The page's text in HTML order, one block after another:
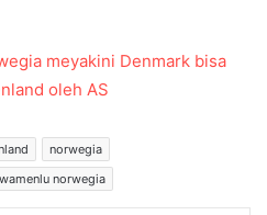
meyakini Denmark bisa
oleh AS
norwegia
wamenlu norwegia